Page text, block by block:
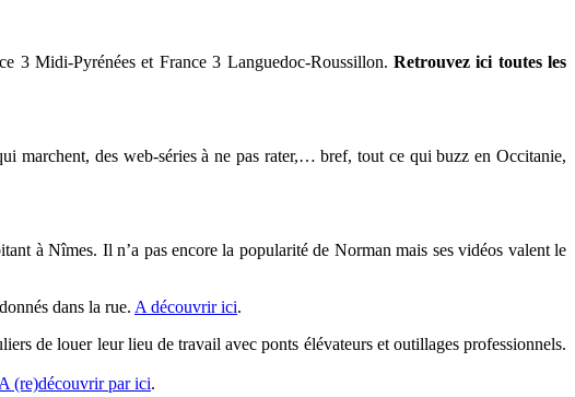
3 Midi-Pyrénées et France 3 Languedoc-Roussillon. Retrouvez ici toutes les
marchent, des web-séries à ne pas rater,… bref, tout ce qui buzz en Occitanie,
à Nîmes. Il n’a pas encore la popularité de Norman mais ses vidéos valent le
dans la rue. A découvrir ici.
de louer leur lieu de travail avec ponts élévateurs et outillages professionnels.
A (re)découvrir par ici.